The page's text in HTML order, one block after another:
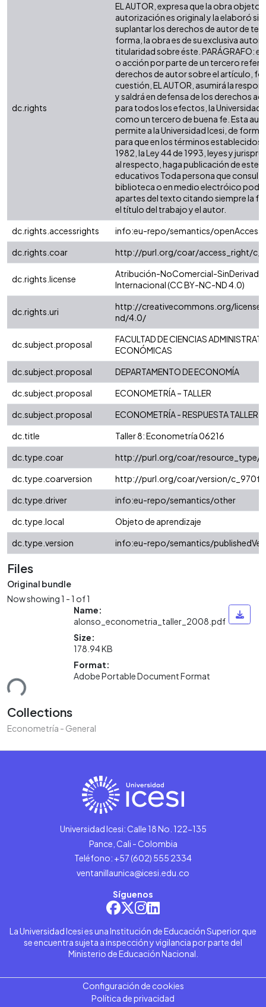
dc.rights
EL AUTOR, expresa que la obra objeto
autorización es original y la elaboró
suplantar los derechos de autor de
forma, la obra es de su exclusiva
titularidad sobre éste. PARÁGRAFO:
o acción por parte de un tercero
derechos de autor sobre el artículo,
cuestión, EL AUTOR, asumirá la
y saldrá en defensa de los derechos
para todos los efectos, la Universidad
como un tercero de buena fe. Esta
permite a la Universidad Icesi, de
para que en los términos establecidos
1982, la Ley 44 de 1993, leyes y
al respecto, haga publicación de este
educativos Toda persona que consulte
biblioteca o en medio electróico
apartes del texto citando siempre la
el título del trabajo y el autor.
dc.rights.accessrights
info:eu-repo/semantics/openAccess
dc.rights.coar
http://purl.org/coar/access_right/
dc.rights.license
Atribución-NoComercial-
Internacional (CC BY-NC-ND 4.0)
dc.rights.uri
http://creativecommons.org/
nd/4.0/
dc.subject.proposal
FACULTAD DE CIENCIAS
ECONÓMICAS
dc.subject.proposal
DEPARTAMENTO DE ECONOMÍA
dc.subject.proposal
ECONOMETRÍA – TALLER
dc.subject.proposal
ECONOMETRÍA - RESPUESTA TALLER
dc.title
Taller 8: Econometría 06216
dc.type.coar
http://purl.org/coar/resource_type/
dc.type.coarversion
http://purl.org/coar/version/
dc.type.driver
info:eu-repo/semantics/other
dc.type.local
Objeto de aprendizaje
dc.type.version
info:eu-repo/semantics/
Files
Original bundle
Now showing1 - 1 of 1
Name:
alonso_econometria_taller_2008.pdf
Size:
178.94 KB
Format:
Adobe Portable Document Format
Collections
Econometría - General
Universidad Icesi: Calle 18 No. 122-135
Pance, Cali - Colombia
Teléfono: +57 (602) 555 2334
ventanillaunica@icesi.edu.co
Síguenos
La Universidad Icesi es una Institución de Educación Superior que
se encuentra sujeta a inspección y vigilancia por parte del
Ministerio de Educación Nacional.
Configuración de cookies
Política de privacidad